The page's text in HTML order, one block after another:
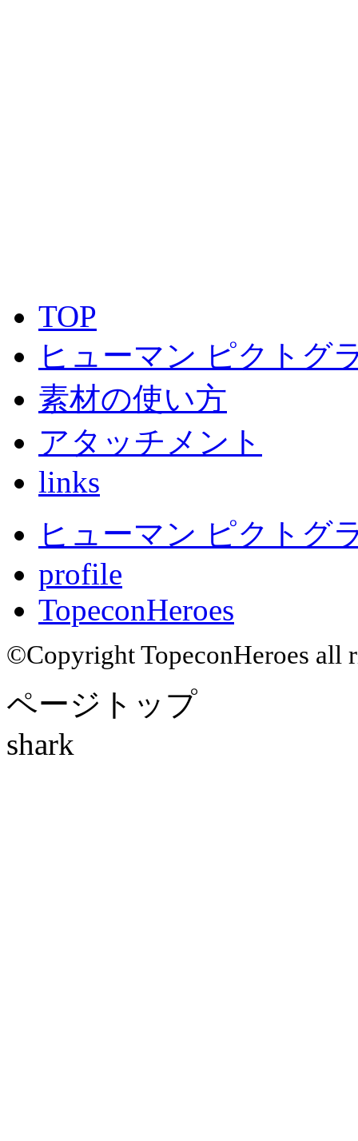
TOP
ヒューマン ピクトグ
素材の使い方
アタッチメント
links
ヒューマン ピクトグ
profile
TopeconHeroes
©Copyright TopeconHeroes all
ページトップ
shark